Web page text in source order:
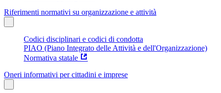
Riferimenti normativi su organizzazione e attività
Codici disciplinari e codici di condotta
PIAO (Piano Integrato delle Attività e dell'Organizzazione)
Normativa statale
Oneri informativi per cittadini e imprese